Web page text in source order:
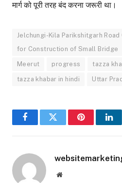
मार्ग को पूरी तरह बंद करना जरूरी था।
Jelchungi-Kila Parikshitgarh
for Construction of Small Bridge
Meerut progress tazza
tazza khabar in hindi Uttar
FacebookTwitter Pinterest
Website